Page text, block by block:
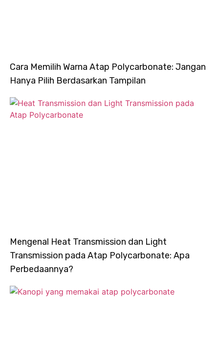
Cara Memilih Warna Atap Polycarbonate: Jangan
Hanya Pilih Berdasarkan Tampilan
Mengenal Heat Transmission dan Light
Transmission pada Atap Polycarbonate: Apa
Perbedaannya?